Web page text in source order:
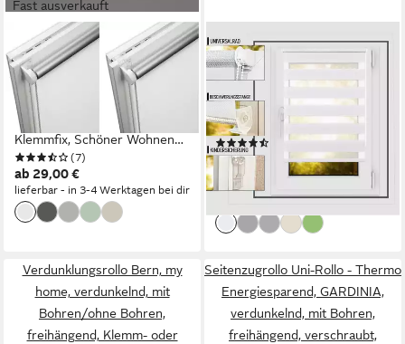
Fast ausverkauft
SCHÖNER WOHNEN-
KOLLEKTION
Seitenzugrollo Thermorollo
Martha, verdunkelnd, ohne
Bohren, freihängend,
Klemmfix, Schöner Wohnen
Rollo, geklebt
(7)
ab 29,00 €
lieferbar - in 3-4 Werktagen bei dir
OUBO
Doppelrollo Klemmfix ohne
Bohre, verdunkelnd,
Fensterrollo Seitenzugrollo
Blickdicht, Für Fenster und
Tür mit Klämmträger
lichtdurchlässig verdunkelnd
(445)
ab 10,99 € UVP41,99 €
-74%
lieferbar - in 4-5 Werktagen bei dir
Verdunklungsrollo Bern, my
home, verdunkelnd, mit
Bohren/ohne Bohren,
freihängend, Klemm- oder
Seitenzugrollo Uni-Rollo - Thermo
Energiesparend, GARDINIA,
verdunkelnd, mit Bohren,
freihängend, verschraubt,